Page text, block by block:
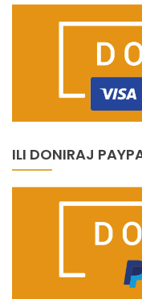
ILI DONIRAJ